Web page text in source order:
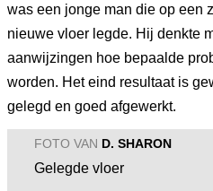
was een jonge man die op een
nieuwe vloer legde. Hij denkte
aanwijzingen hoe bepaalde
worden. Het eind resultaat is
gelegd en goed afgewerkt.
FOTO VAN D. SHARON
Gelegde vloer